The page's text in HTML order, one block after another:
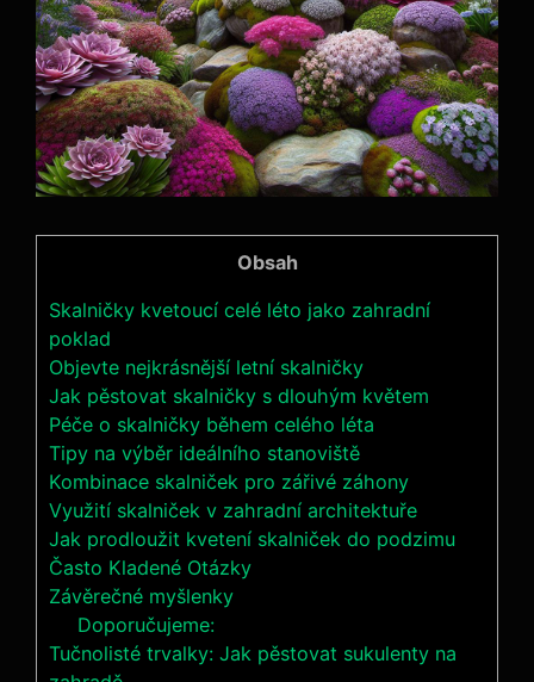
Obsah
Skalničky kvetoucí celé léto jako zahradní
poklad
Objevte nejkrásnější letní skalničky
Jak pěstovat skalničky s dlouhým květem
Péče o skalničky během celého léta
Tipy na výběr ideálního stanoviště
Kombinace skalniček pro zářivé záhony
Využití skalniček v zahradní architektuře
Jak prodloužit kvetení skalniček do podzimu
Často Kladené Otázky
Závěrečné myšlenky
Doporučujeme:
Tučnolisté trvalky: Jak pěstovat sukulenty na